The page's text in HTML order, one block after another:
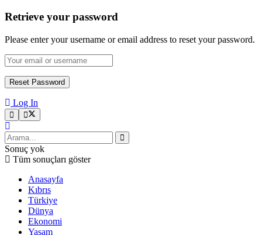
Retrieve your password
Please enter your username or email address to reset your password.
Log In
Sonuç yok
Tüm sonuçları göster
Anasayfa
Kıbrıs
Türkiye
Dünya
Ekonomi
Yaşam